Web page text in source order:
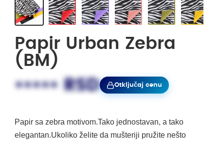
Papir Urban Zebra
(BM)
••••• RSD Otključaj cenu
Papir sa zebra motivom.Tako jednostavan, a tako
elegantan.Ukoliko želite da mušteriji pružite nešto